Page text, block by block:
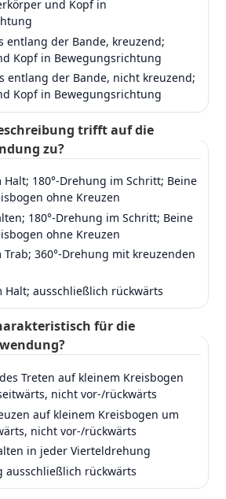
und Kopf in
entlang der Bande, kreuzend;
Kopf in Bewegungsrichtung
entlang der Bande, nicht kreuzend;
Kopf in Bewegungsrichtung
trifft auf die
zu?
Halt; 180°‑Drehung im Schritt; Beine
ohne Kreuzen
180°‑Drehung im Schritt; Beine
ohne Kreuzen
Trab; 360°‑Drehung mit kreuzenden
Halt; ausschließlich rückwärts
für die
Treten auf kleinem Kreisbogen
nicht vor‑/rückwärts
auf kleinem Kreisbogen um
nicht vor‑/rückwärts
in jeder Vierteldrehung
ausschließlich rückwärts